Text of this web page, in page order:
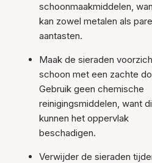
schoonmaakmiddelen,
kan zowel metalen als
aantasten.
Maak de sieraden
schoon met een zachte
Gebruik geen chemische
reinigingsmiddelen, want
kunnen het oppervlak
beschadigen.
Verwijder de sieraden